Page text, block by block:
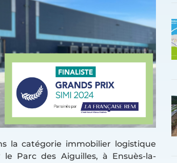
la catégorie immobilier logistique
Parc des Aiguilles, à Ensuès-la-